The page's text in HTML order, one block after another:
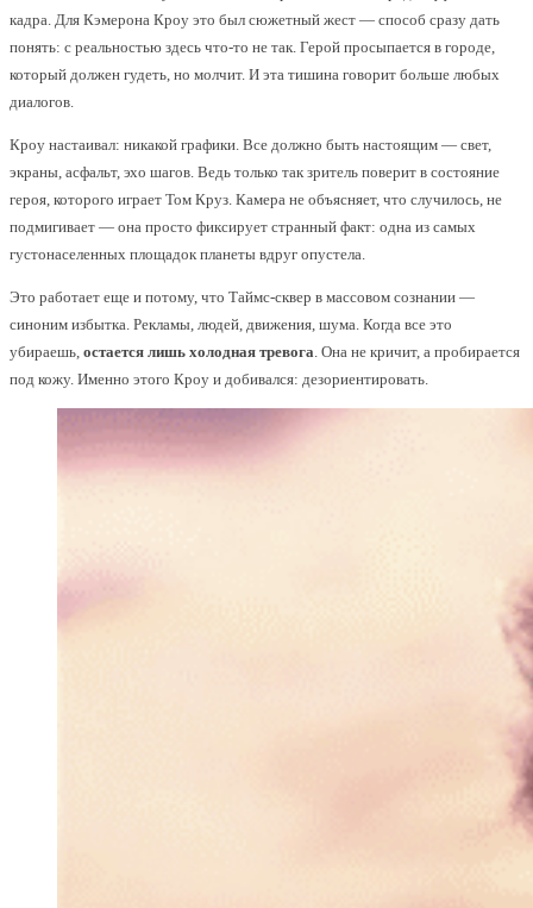
кадра. Для Кэмерона Кроу это был сюжетный жест — способ сразу дать
понять: с реальностью здесь что-то не так. Герой просыпается в городе,
который должен гудеть, но молчит. И эта тишина говорит больше любых
диалогов.
Кроу настаивал: никакой графики. Все должно быть настоящим — свет,
экраны, асфальт, эхо шагов. Ведь только так зритель поверит в состояние
героя, которого играет Том Круз. Камера не объясняет, что случилось, не
подмигивает — она просто фиксирует странный факт: одна из самых
густонаселенных площадок планеты вдруг опустела.
Это работает еще и потому, что Таймс-сквер в массовом сознании —
синоним избытка. Рекламы, людей, движения, шума. Когда все это
убираешь, остается лишь холодная тревога. Она не кричит, а пробирается
под кожу. Именно этого Кроу и добивался: дезориентировать.